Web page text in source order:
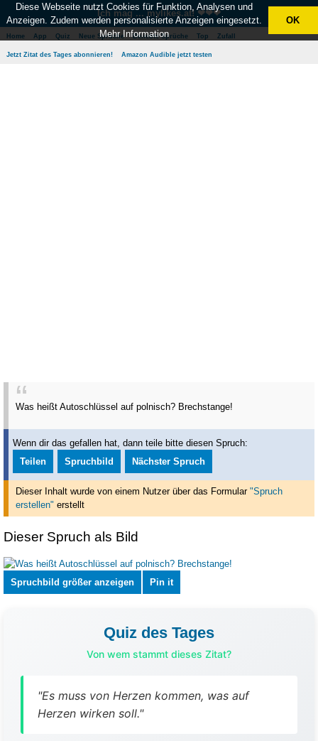
Ich mag ... mylikes.at! ❤❤❤
Home App Quiz Neue Sprüche Beliebte Sprüche Top Zufall
Jetzt Zitat des Tages abonnieren! Amazon Audible jetzt testen
Was heißt Autoschlüssel auf polnisch? Brechstange!
Wenn dir das gefallen hat, dann teile bitte diesen Spruch:
Teilen
Spruchbild Nächster Spruch
Dieser Inhalt wurde von einem Nutzer über das Formular "Spruch
erstellen" erstellt
Dieser Spruch als Bild
Spruchbild größer anzeigen Pin it
Quiz des Tages
Von wem stammt dieses Zitat?
"Es muss von Herzen kommen, was auf
Herzen wirken soll."
Diese Webseite nutzt Cookies für Funktion, Analysen und
Anzeigen. Zudem werden personalisierte Anzeigen eingesetzt.
Mehr Information
OK